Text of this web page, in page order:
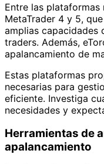
Entre las plataformas
MetaTrader 4 y 5,
amplias capacidades
traders. Además,
apalancamiento de
Estas plataformas
necesarias para
eficiente. Investiga
necesidades y
Herramientas de
apalancamiento